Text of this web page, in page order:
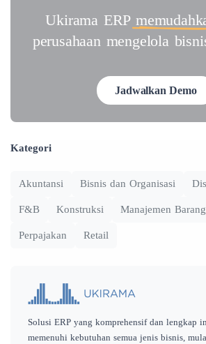
Ukirama ERP
perusahaan mengelola
Jadwalkan Demo
Kategori
Akuntansi Bisnis dan Organisasi
F&B Konstruksi Manajemen Barang
Perpajakan Retail
Solusi ERP yang komprehensif dan lengkap
memenuhi kebutuhan semua jenis bisnis,